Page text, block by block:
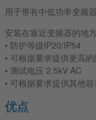
用于带有中低功率变频
安装在靠近变频器的地方
• 防护等级IP20/IP54
• 可根据要求提供更高
• 测试电压 2.5kV AC
• 可根据要求提供其他
优点